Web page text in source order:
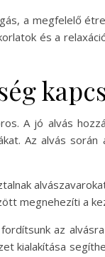
a megfelelő
és a
A jó alvás
Az alvás
megnehezíti a
az
kialakítása